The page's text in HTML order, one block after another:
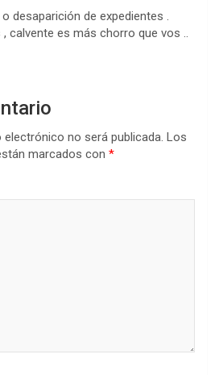
desaparición de expedientes .
calvente es más chorro que vos ..
no será publicada. Los
marcados con *